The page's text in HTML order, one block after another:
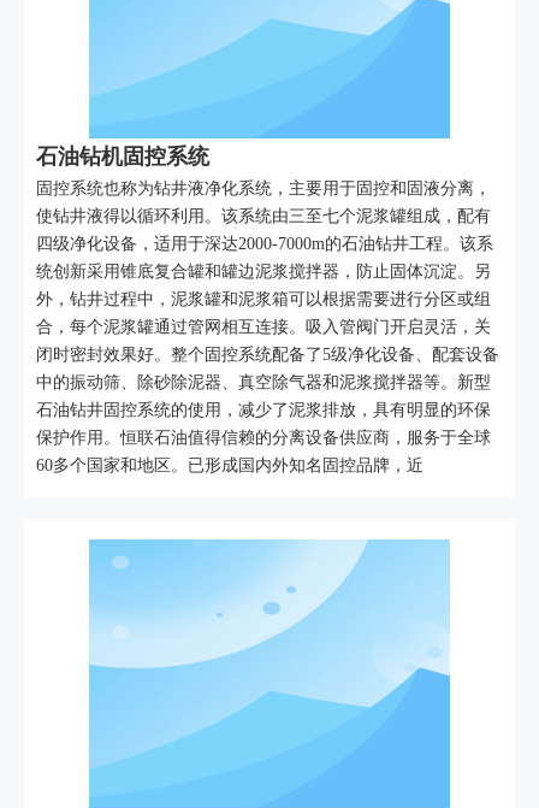
石油钻机固控系统
固控系统也称为钻井液净化系统，主要用于固控和固液分离，
使钻井液得以循环利用。该系统由三至七个泥浆罐组成，配有
四级净化设备，适用于深达2000-7000m的石油钻井工程。该系
统创新采用锥底复合罐和罐边泥浆搅拌器，防止固体沉淀。另
外，钻井过程中，泥浆罐和泥浆箱可以根据需要进行分区或组
合，每个泥浆罐通过管网相互连接。吸入管阀门开启灵活，关
闭时密封效果好。整个固控系统配备了5级净化设备、配套设备
中的振动筛、除砂除泥器、真空除气器和泥浆搅拌器等。新型
石油钻井固控系统的使用，减少了泥浆排放，具有明显的环保
保护作用。恒联石油值得信赖的分离设备供应商，服务于全球
60多个国家和地区。已形成国内外知名固控品牌，近